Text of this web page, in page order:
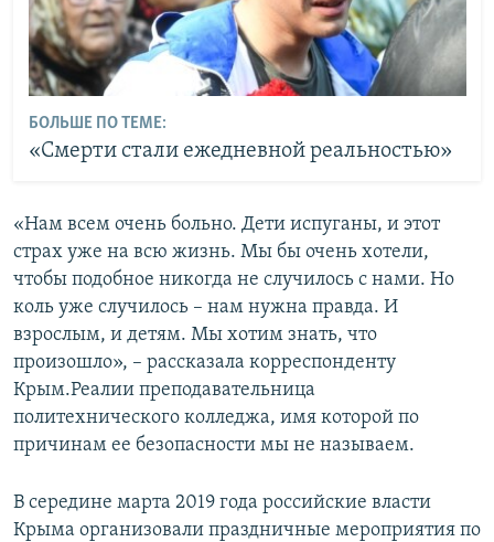
БОЛЬШЕ ПО ТЕМЕ:
«Cмерти стали ежедневной реальностью»
«Нам всем очень больно. Дети испуганы, и этот
страх уже на всю жизнь. Мы бы очень хотели,
чтобы подобное никогда не случилось с нами. Но
коль уже случилось – нам нужна правда. И
взрослым, и детям. Мы хотим знать, что
произошло», – рассказала корреспонденту
Крым.Реалии преподавательница
политехнического колледжа, имя которой по
причинам ее безопасности мы не называем.
В середине марта 2019 года российские власти
Крыма организовали праздничные мероприятия по